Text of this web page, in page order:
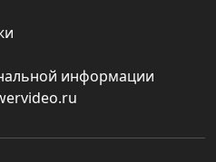
информации